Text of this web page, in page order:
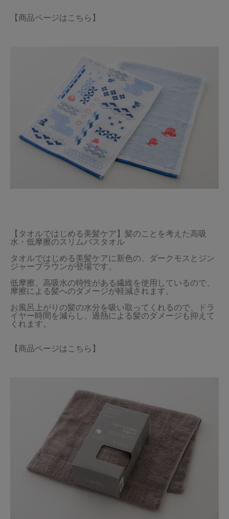
【商品ページはこちら】
【タオルではじめる美髪ケア】髪のことを考えた高吸
水・低摩擦のスリムバスタオル
タオルではじめる美髪ケアに新色の、ダークモスとジン
ジャーブラウンが登場です。
低摩擦、高吸水の特性がある繊維を使用しているので、
摩擦による髪へのダメージが軽減されます。
お風呂上がりの髪の水分を吸い取ってくれるので、ドラ
イヤー時間を減らし、過熱による髪のダメージも抑えて
【商品ページはこちら】